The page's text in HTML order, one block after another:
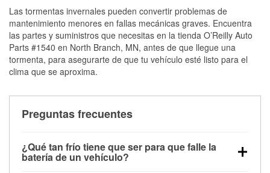
Las tormentas invernales pueden convertir problemas de
mantenimiento menores en fallas mecánicas graves. Encuentra
las partes y suministros que necesitas en la tienda O’Reilly Auto
Parts #1540 en North Branch, MN, antes de que llegue una
tormenta, para asegurarte de que tu vehículo esté listo para el
clima que se aproxima.
Preguntas frecuentes
¿Qué tan frío tiene que ser para que falle la
batería de un vehículo?